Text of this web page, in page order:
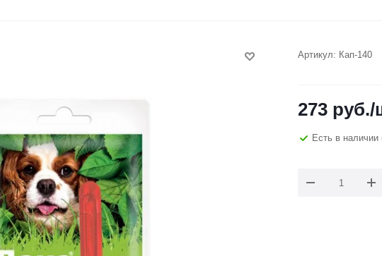
Артикул: Кап-140
273 руб./
Есть в наличии